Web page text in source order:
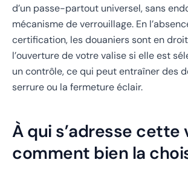
d’un passe-partout universel, sans
mécanisme de verrouillage. En
certification, les douaniers sont en
l’ouverture de votre valise si elle est
un contrôle, ce qui peut entraîner des
serrure ou la fermeture éclair.
À qui s’adresse cette
comment bien la